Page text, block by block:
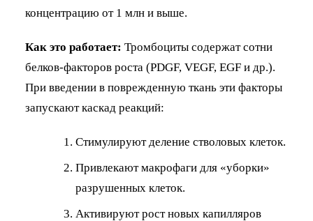
концентрацию от 1 млн и выше.
Как это работает: Тромбоциты содержат сотни
белков-факторов роста (PDGF, VEGF, EGF и др.).
При введении в поврежденную ткань эти факторы
запускают каскад реакций:
Стимулируют деление стволовых клеток.
Привлекают макрофаги для «уборки»
разрушенных клеток.
Активируют рост новых капилляров